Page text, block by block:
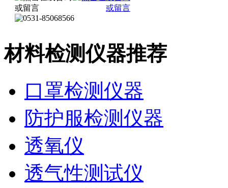
材料检测仪器推荐
口罩检测仪器
防护服检测仪器
透氧仪
透气性测试仪